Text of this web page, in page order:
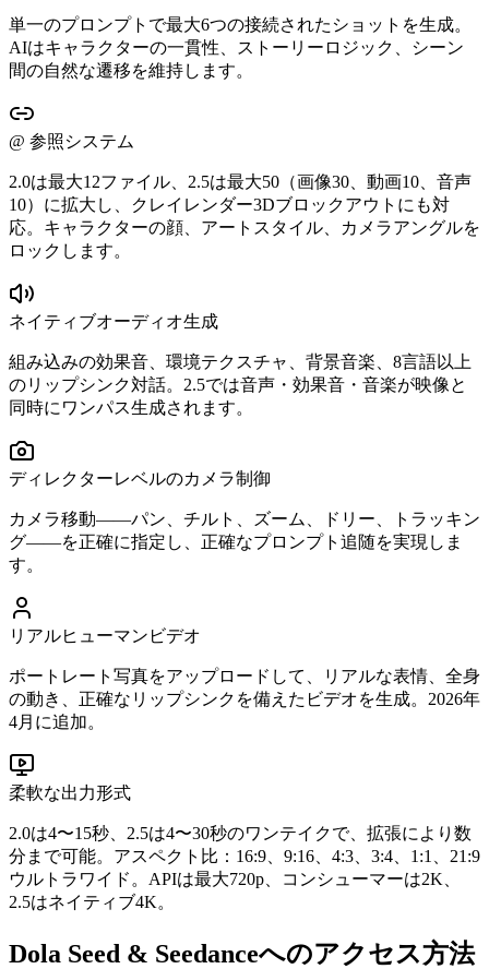
単一のプロンプトで最大6つの接続されたショットを生成。
AIはキャラクターの一貫性、ストーリーロジック、シーン
間の自然な遷移を維持します。
@ 参照システム
2.0は最大12ファイル、2.5は最大50（画像30、動画10、音声
10）に拡大し、クレイレンダー3Dブロックアウトにも対
応。キャラクターの顔、アートスタイル、カメラアングルを
ロックします。
ネイティブオーディオ生成
組み込みの効果音、環境テクスチャ、背景音楽、8言語以上
のリップシンク対話。2.5では音声・効果音・音楽が映像と
同時にワンパス生成されます。
ディレクターレベルのカメラ制御
カメラ移動——パン、チルト、ズーム、ドリー、トラッキン
グ——を正確に指定し、正確なプロンプト追随を実現しま
す。
リアルヒューマンビデオ
ポートレート写真をアップロードして、リアルな表情、全身
の動き、正確なリップシンクを備えたビデオを生成。2026年
4月に追加。
柔軟な出力形式
2.0は4〜15秒、2.5は4〜30秒のワンテイクで、拡張により数
分まで可能。アスペクト比：16:9、9:16、4:3、3:4、1:1、21:9
ウルトラワイド。APIは最大720p、コンシューマーは2K、
2.5はネイティブ4K。
Dola Seed & Seedanceへのアクセス方法